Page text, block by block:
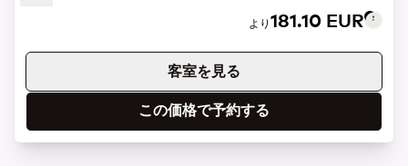
より181.10 EUR
客室を見る
この価格で予約する